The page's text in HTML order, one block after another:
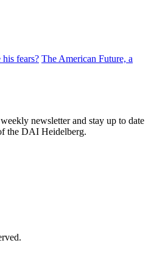
fears? The American Future, a
newsletter and stay up to date
the DAI Heidelberg.